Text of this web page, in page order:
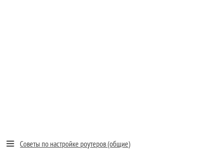
Советы по настройке роутеров (общие)